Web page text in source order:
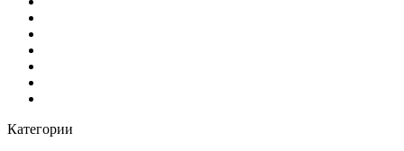
Категории